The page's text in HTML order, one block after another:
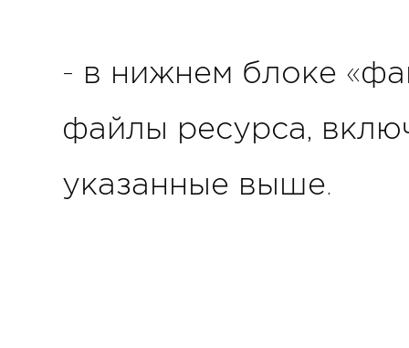
- в нижнем блоке
файлы ресурса,
указанные выше.